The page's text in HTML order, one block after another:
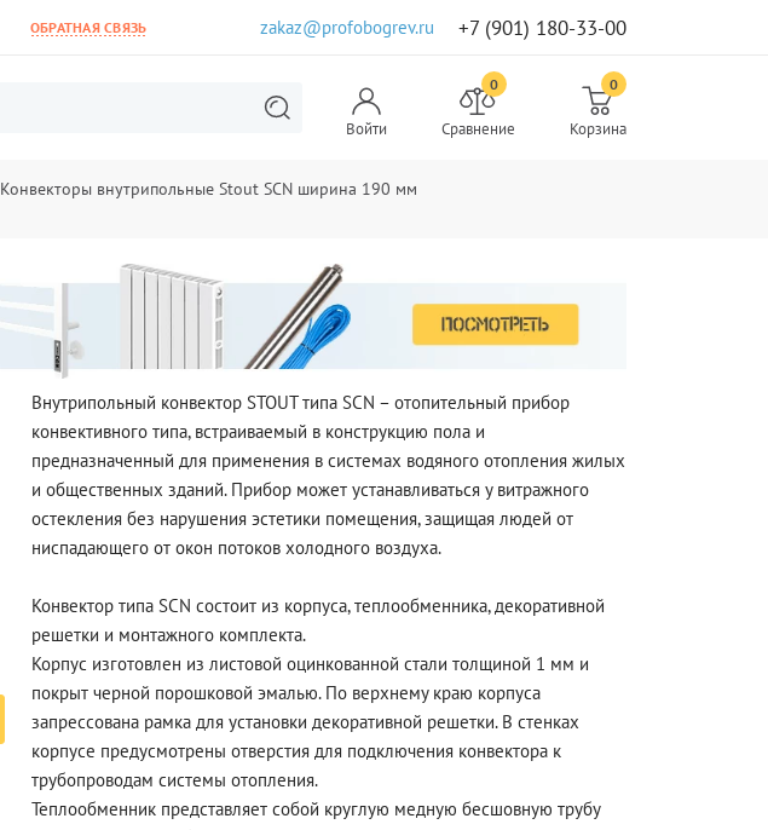
ОБРАТНАЯ СВЯЗЬ zakaz@profobogrev.ru +7 (901) 180-33-00
Войти
0
Сравнение
0
Корзина
Конвекторы внутрипольные Stout SCN ширина 190 мм
Внутрипольный конвектор STOUT типа SCN – отопительный прибор
конвективного типа, встраиваемый в конструкцию пола и
предназначенный для применения в системах водяного отопления жилых
и общественных зданий. Прибор может устанавливаться у витражного
остекления без нарушения эстетики помещения, защищая людей от
ниспадающего от окон потоков холодного воздуха.
Конвектор типа SCN состоит из корпуса, теплообменника, декоративной
решетки и монтажного комплекта.
Корпус изготовлен из листовой оцинкованной стали толщиной 1 мм и
покрыт черной порошковой эмалью. По верхнему краю корпуса
запрессована рамка для установки декоративной решетки. В стенках
корпусе предусмотрены отверстия для подключения конвектора к
трубопроводам системы отопления.
Теплообменник представляет собой круглую медную бесшовную трубу